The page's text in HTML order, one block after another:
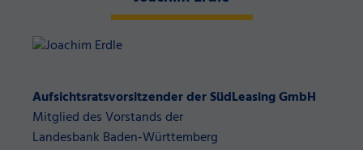
Aufsichtsratsvorsitzender der SüdLeasing GmbH
Mitglied des Vorstands der
Landesbank Baden-Württemberg